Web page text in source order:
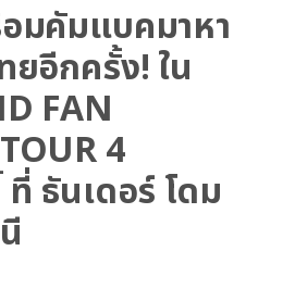
มคัมแบคมาหา
ยอีกครั้ง! ใน
FAN
4
ธันเดอร์ โดม